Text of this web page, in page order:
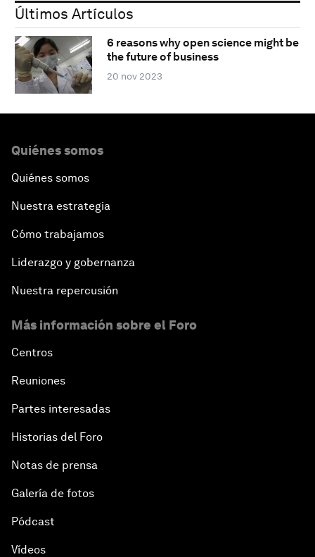
Últimos Artículos
6 reasons why open science might be
the future of business
20 nov 2023
Quiénes somos
Quiénes somos
Nuestra estrategia
Cómo trabajamos
Liderazgo y gobernanza
Nuestra repercusión
Más información sobre el Foro
Centros
Reuniones
Partes interesadas
Historias del Foro
Notas de prensa
Galería de fotos
Pódcast
Vídeos